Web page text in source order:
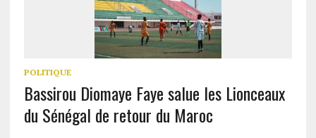
POLITIQUE
Bassirou Diomaye Faye salue les Lionceaux
du Sénégal de retour du Maroc